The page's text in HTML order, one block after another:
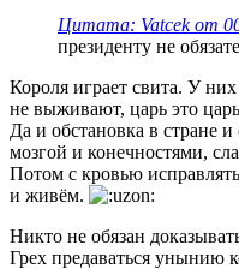
Цитата: Vatcek от
президенту не
Короля играет свита. У
не выживают, царь это
Да и обстановка в стране и
мозгой и конечностями,
Потом с кровью
и живём.
Никто не обязан
Грех предаваться унынию